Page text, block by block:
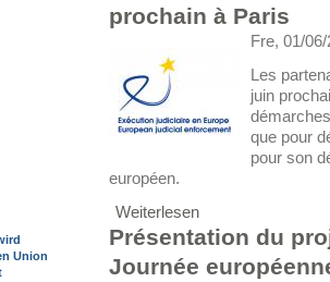
prochain à Paris
Fre, 01/
Les
juin
que pour
pour son
européen.
Weiterlesen
Présentation du
Journée
Union